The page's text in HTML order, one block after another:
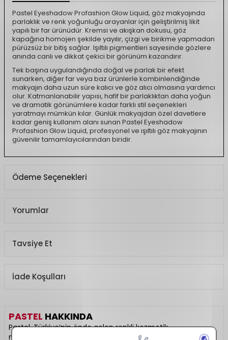
Pastel Eyeshadow Profashion Glow Liquid, göz makyajında
parlaklık ve renk yoğunluğu arayanlar için geliştirilmiş likit
yapılı bir far ürünüdür. Kremsi ve akışkan dokusu, göz
kapağına homojen şekilde yayılır, çizgi ve birikme yapmadan
pürüzsüz bir bitiş sağlar. Işıltılı pigmentleri sayesinde gözlere
anında canlı ve dikkat çekici bir görünüm kazandırır.
Tek başına uygulandığında doğal ve parlak bir efekt
sunarken, diğer far veya baz ürünlerle kombinlendiğinde
makyajın daha uzun süre kalıcı ve göz alıcı olmasına yardımcı
olur. Katmanlanabilir yapısı, hafif bir parlaklıktan daha yoğun
ve dramatik görünümlere kadar farklı stil seçenekleri
yaratmayı mümkün kılar. Günlük makyajdan özel davetlere
kadar geniş kullanım alanı sunan Pastel Eyeshadow
Profashion Glow Liquid, profesyonel ve ışıltılı göz makyajının
güvenilir tamamlayıcılarından biridir.
Ödeme Seçenekleri
Yorumlar
Tavsiye Et
İade Koşulları
PASTEL HAKKINDA
Pastel, Türkiye’nin önde gelen renkli kozmetik
markalarından biri olarak, makyaj tutkunlarının